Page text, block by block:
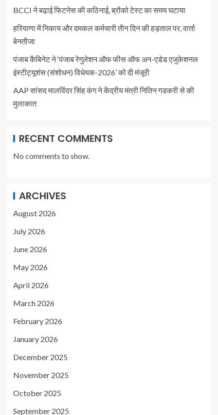
BCCI ने बढ़ाई फिटनेस की कठिनाई, ब्रोंको टेस्ट का समय घटाया
हरियाणा में निकाय और दमकल कर्मचारी तीन दिन की हड़ताल पर, वार्ता
बेनतीजा
पंजाब कैबिनेट ने ‘पंजाब रेगुलेशन ऑफ फीस ऑफ अन-एडेड एजुकेशनल
इंस्टीट्यूशंस (संशोधन) विधेयक-2026’ को दी मंजूरी
AAP सांसद मालविंदर सिंह कंग ने केंद्रीय मंत्री नितिन गडकरी से की
मुलाकात
RECENT COMMENTS
No comments to show.
ARCHIVES
August 2026
July 2026
June 2026
May 2026
April 2026
March 2026
February 2026
January 2026
December 2025
November 2025
October 2025
September 2025